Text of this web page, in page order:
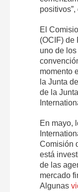
El
(OCIF) de
uno de
momento
la Junta
de la
En mayo,
Comisión
está
de las
mercado
Algunas